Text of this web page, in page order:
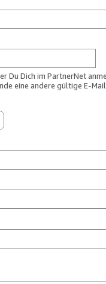
Du Dich im PartnerNet
eine andere gültige E-